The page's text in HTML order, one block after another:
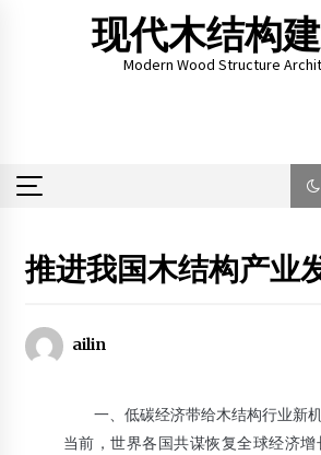
现代木结构
Modern Wood Structure
2012年4月1日
2018年4月10日
吉林省现代木结构建筑产业发展工作稳步推进
推进我国木结构产业
ailin
一、低碳经济带给木结构行业新
当前，世界各国共谋恢复全球经济